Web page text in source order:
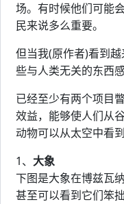
场。有时候他们可能
民来说多么重要。
但当我(原作者)看到
些与人类无关的东西
已经至少有两个项目
效益，能够使人们从
动物可以从太空中看到
1、 大象
下图是大象在博兹瓦
甚至可以看到它们笨拙